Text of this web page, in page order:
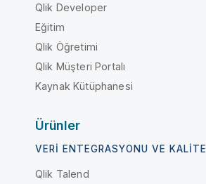
Qlik Developer
Eğitim
Qlik Öğretimi
Qlik Müşteri Portalı
Kaynak Kütüphanesi
Ürünler
VERI ENTEGRASYONU VE KALITE
Qlik Talend